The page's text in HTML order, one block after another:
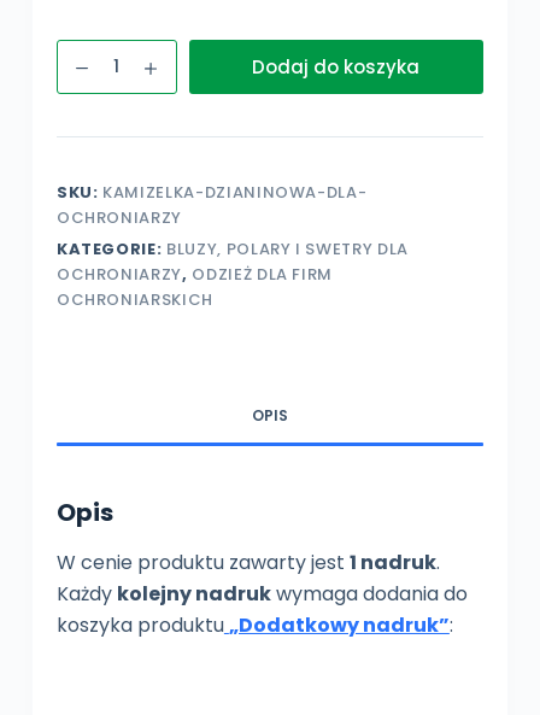
dla
Dodaj do koszyka
SKU: KAMIZELKA-DZIANINOWA-DLA-
OCHRONIARZY
KATEGORIE: BLUZY, POLARY I SWETRY DLA
OCHRONIARZY, ODZIEŻ DLA FIRM
OCHRONIARSKICH
OPIS
Opis
W cenie produktu zawarty jest 1 nadruk.
Każdy kolejny nadrukwymaga dodania do
koszyka produktu„Dodatkowy nadruk”: